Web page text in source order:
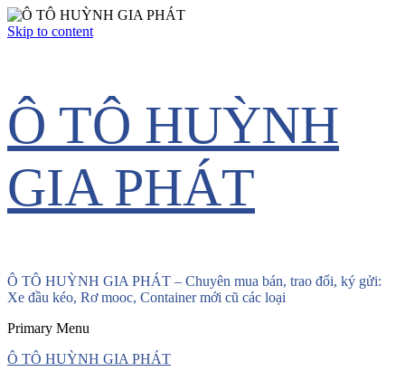
Skip to content
Ô TÔ HUỲNH
GIA PHÁT
Ô TÔ HUỲNH GIA PHÁT – Chuyên mua bán, trao đổi, ký gửi:
Xe đầu kéo, Rơ mooc, Container mới cũ các loại
Primary Menu
Ô TÔ HUỲNH GIA PHÁT